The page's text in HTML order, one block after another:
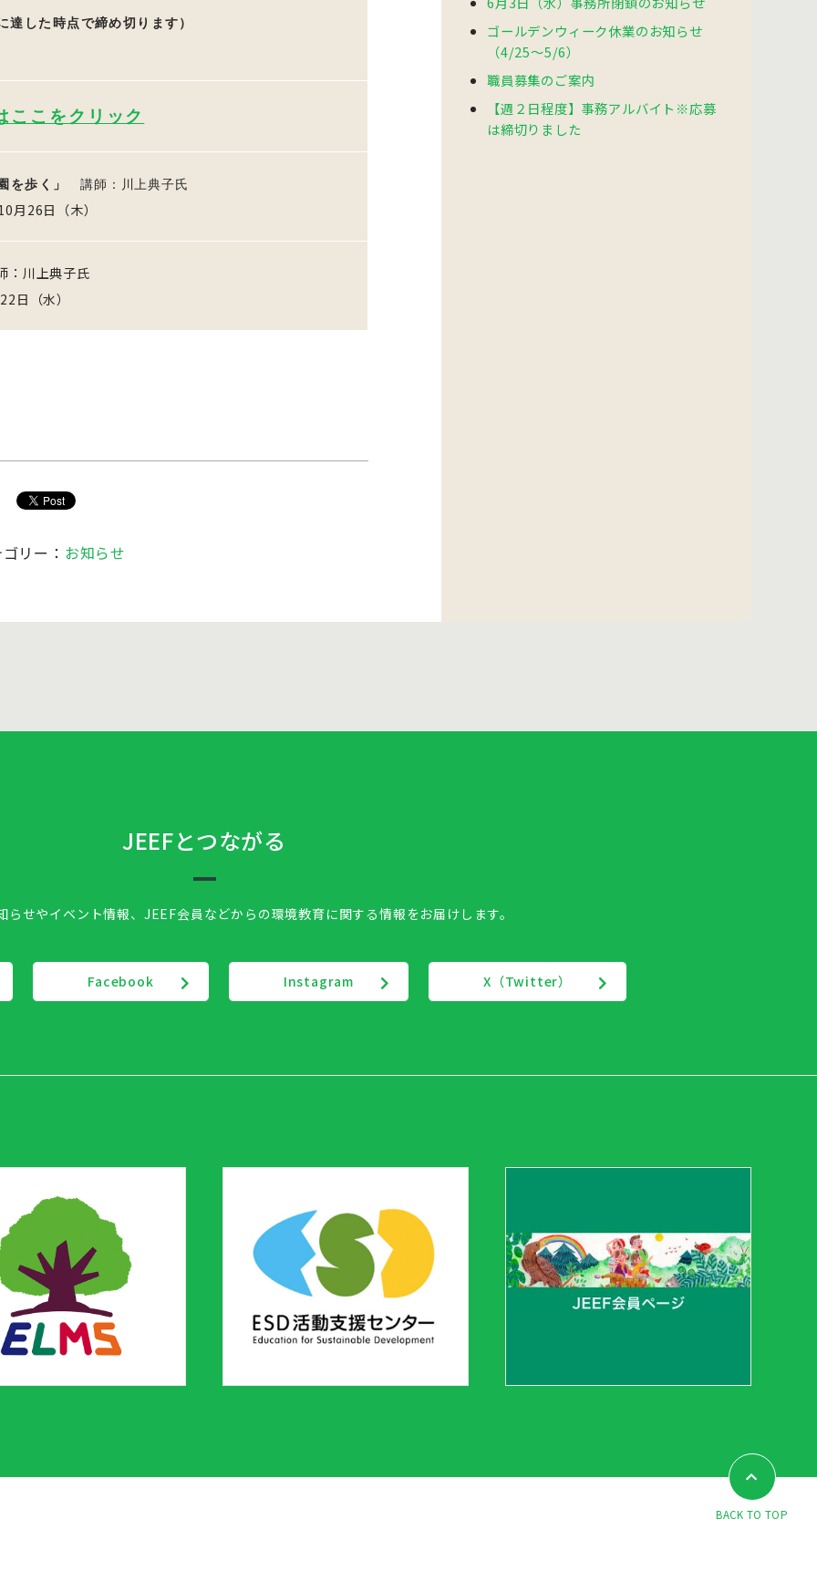
達した時点で締め切ります）
ここをクリック
を歩く」 講師：川上典子氏
26日（木）
川上典子氏
日（水）
リー： お知らせ
ゴールデンウィーク休業のお知らせ
（4/25～5/6）
職員募集のご案内
【週２日程度】事務アルバイト※応募
は締切りました
JEEFとつながる
せやイベント情報、 JEEF会員などからの環境教育に関する情報をお届けします。
Facebook Instagram X（Twitter）
BACK TO TOP